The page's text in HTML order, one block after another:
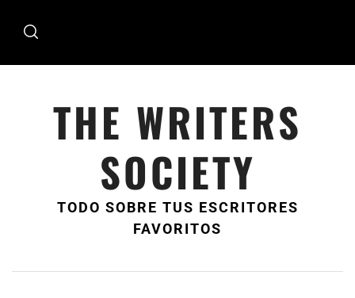
THE WRITERS
SOCIETY
TODO SOBRE TUS ESCRITORES
FAVORITOS